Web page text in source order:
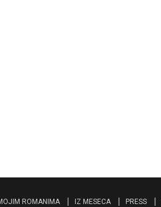
ROMANIMA IZ MESECA PRESS